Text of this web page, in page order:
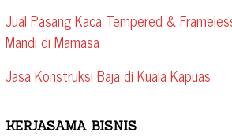
Jual Pasang Kaca Tempered &
Mandi di Mamasa
Jasa Konstruksi Baja di Kuala Kapuas
KERJASAMA BISNIS